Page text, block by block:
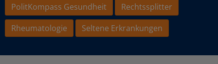
PolitKompass Gesundheit
Rechtssplitter
Rheumatologie
Seltene Erkrankungen